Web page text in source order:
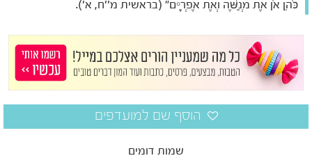
כֹּהֵן אֹן אֶת מְנַשֶּׁה וְאֶת אֶפְרָיִם" (בראשית מ''ח, א').
שמות דומים